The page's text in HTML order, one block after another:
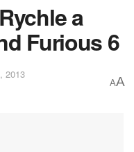
a
Furious 6
2013
AA